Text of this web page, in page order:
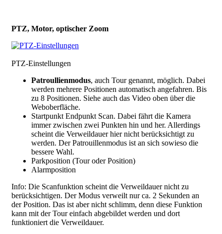
PTZ, Motor, optischer Zoom
PTZ-Einstellungen
Patroullienmodus, auch Tour genannt, möglich. Dabei
werden mehrere Positionen automatisch angefahren. Bis
zu 8 Positionen. Siehe auch das Video oben über die
Weboberfläche.
Startpunkt Endpunkt Scan. Dabei fährt die Kamera
immer zwischen zwei Punkten hin und her. Allerdings
scheint die Verweildauer hier nicht berücksichtigt zu
werden. Der Patrouillenmodus ist an sich sowieso die
bessere Wahl.
Parkposition (Tour oder Position)
Alarmposition
Info: Die Scanfunktion scheint die Verweildauer nicht zu
berücksichtigen. Der Modus verweilt nur ca. 2 Sekunden an
der Position. Das ist aber nicht schlimm, denn diese Funktion
kann mit der Tour einfach abgebildet werden und dort
funktioniert die Verweildauer.